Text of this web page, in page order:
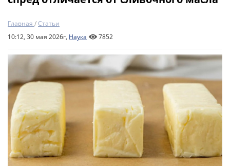
Главная /Статьи
10:12, 30 мая 2026г, Наука 7852